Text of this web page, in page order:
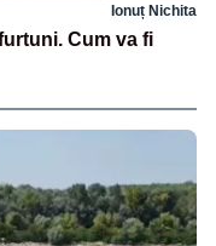
Ionuț Nichita
Cum va fi